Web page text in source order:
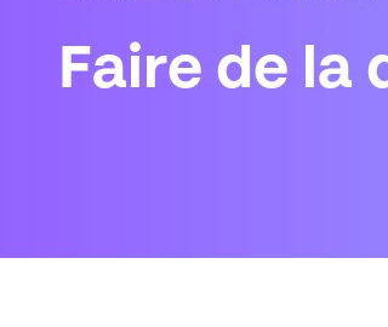
Faire de la